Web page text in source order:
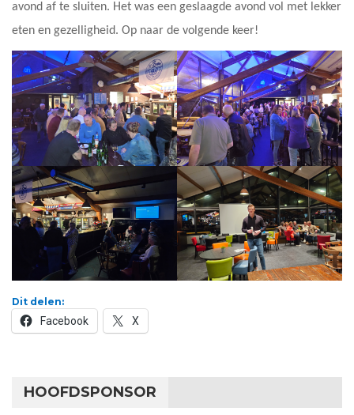
avond af te sluiten. Het was een geslaagde avond vol met lekker
eten en gezelligheid. Op naar de volgende keer!
Dit delen:
Facebook X
HOOFDSPONSOR